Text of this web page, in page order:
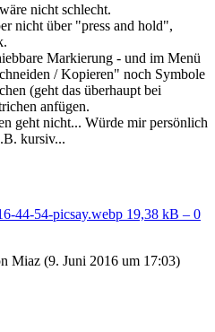
nicht schlecht.
nicht über "press and hold",
Markierung - und im Menü
/ Kopieren" noch Symbole
(geht das überhaupt bei
anfügen.
geht nicht... Würde mir persönlich
kursiv...
44-54-picsay.webp 19,38 kB – 0
Miaz (9. Juni 2016 um 17:03)